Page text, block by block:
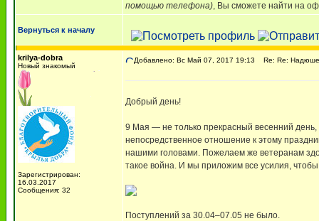
помощью телефона), Вы сможете найти на
Вернуться к началу
krilya-dobra
Новый знакомый
Зарегистрирован:
16.03.2017
Сообщения: 32
Добавлено: Вс Май 07, 2017 19:13 Re: Re: Надюше
Добрый день!
9 Мая — не только прекрасный весенний
непосредственное отношение к этому
нашими головами. Пожелаем же ветеранам
такое война. И мы приложим все усилия,
Поступлений за 30.04–07.05 не было.